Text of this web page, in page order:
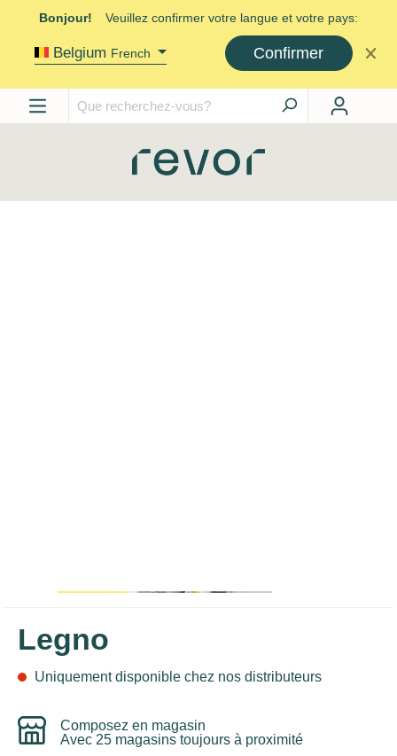
Legno
Uniquement disponible chez nos distributeurs
Composez en magasin
Avec 25 magasins toujours à proximité
Bonjour! Veuillez confirmer votre langue et votre pays:
Belgium French Confirmer